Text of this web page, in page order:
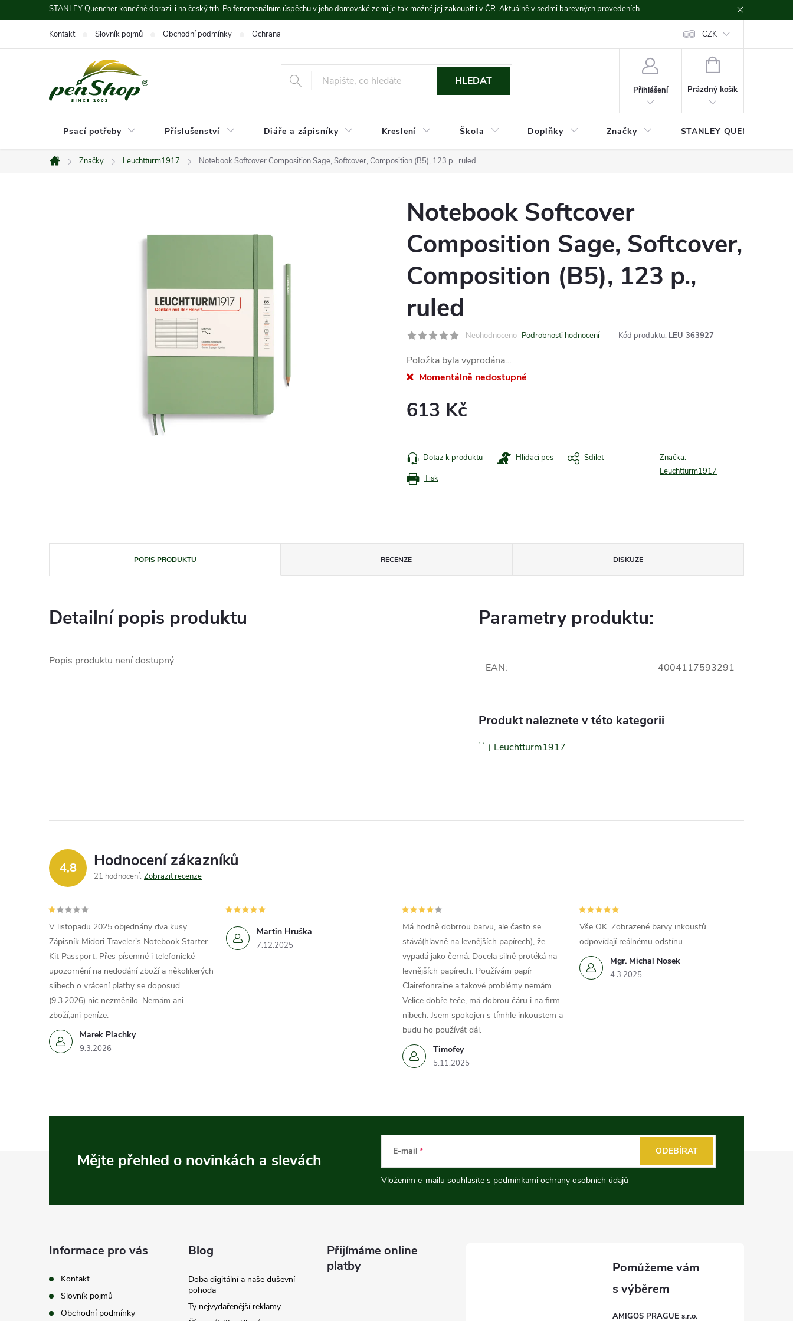
na
STANLEY Quencher konečně dorazil i na český trh. Po fenomenálním úspěchu v jeho domovské zemi je tak možné jej zakoupit i v ČR. Aktuálně v sedmi barevných provedeních.
Kontakt Slovník pojmů Obchodní podmínky Ochrana údajů CZK
HLEDAT
Přihlášení
NÁKUPNÍ
Prázdný košík
Psací potřeby Příslušenství Diáře a zápisníky Kreslení Škola Doplňky Značky STANLEY QUENCHER
Domů
Značky Leuchtturm1917 Notebook Softcover Composition Sage, Softcover, Composition (B5), 123 p., ruled
Notebook Softcover
Composition Sage, Softcover,
Composition (B5), 123 p.,
ruled
Neohodnoceno Podrobnosti hodnocení Kód produktu: LEU 363927
Položka byla vyprodána…
Momentálně nedostupné
613 Kč
cena:
Tisk
Dotaz k produktu Hlídací pes Sdílet
Značka:
Leuchtturm1917
POPIS PRODUKTU RECENZE DISKUZE
Detailní popis produktu
Popis produktu není dostupný
Parametry produktu:
EAN: 4004117593291
Produkt naleznete v této kategorii
Leuchtturm1917
4,8 Hodnocení zákazníků
21 hodnocení Zobrazit recenze
Marek Plachky
9.3.2026
V listopadu 2025 objednány dva kusy
Zápisník Midori Traveler's Notebook Starter
Kit Passport. Přes písemné i telefonické
upozornění na nedodání zboží a několikerých
slibech o vrácení platby se doposud
(9.3.2026) nic nezměnilo. Nemám ani
zboží,ani peníze.
Martin Hruška
7.12.2025
Timofey
5.11.2025
Má hodně dobrrou barvu, ale často se
stává(hlavně na levnějších papírech), že
vypadá jako černá. Docela silně protéká na
levnějších papírech. Používám papír
Clairefonraine a takové problémy nemám.
Velice dobře teče, má dobrou čáru i na firm
nibech. Jsem spokojen s tímhle inkoustem a
budu ho používát dál.
Mgr. Michal Nosek
4.3.2025
Vše OK. Zobrazené barvy inkoustů
odpovídají reálnému odstínu.
Mějte přehled o novinkách a slevách E-mail
Vložením e-mailu souhlasíte s podmínkami ochrany osobních údajů
ODEBÍRAT
Informace pro vás
Kontakt
Slovník pojmů
Obchodní podmínky
Blog
Doba digitální a naše duševní
pohoda
Ty nejvydařenější reklamy
Přijímáme online
platby
AMIGOS PRAGUE s.r.o.